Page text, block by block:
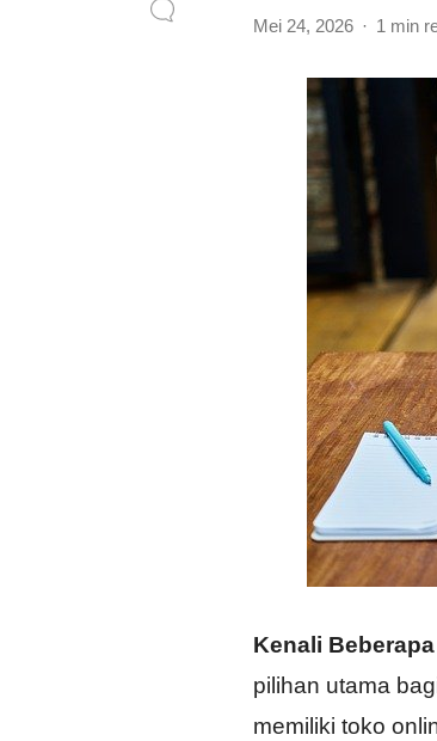
Mei 24, 2026 1 min
Kenali
pilihan utama
memiliki toko